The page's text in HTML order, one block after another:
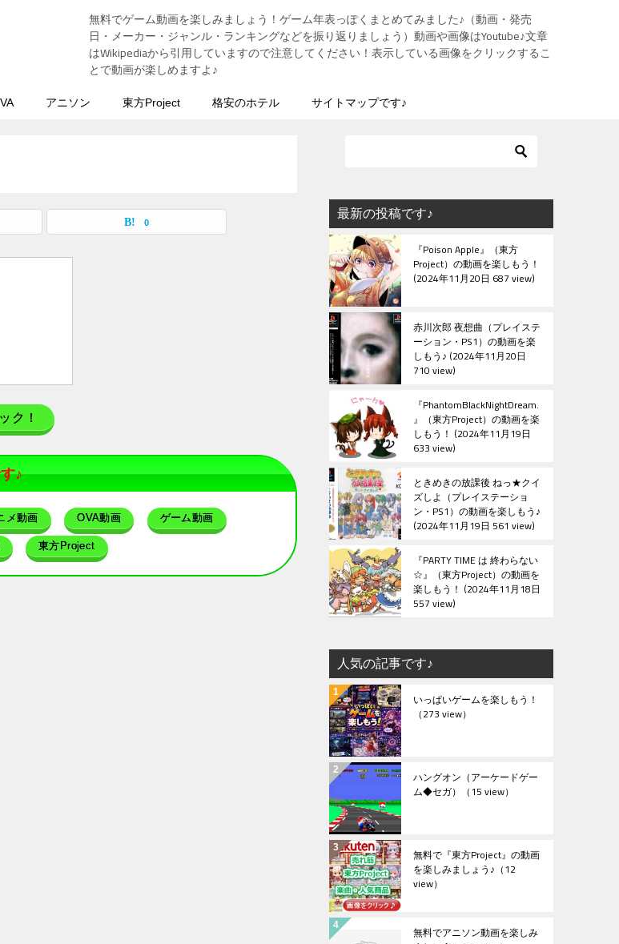
無料でゲーム動画を楽しみましょう！ゲーム年表っぽくまとめてみました♪（動画・発売
日・メーカー・ジャンル・ランキングなどを振り返りましょう）動画や画像はYoutube♪文章
はWikipediaから引用していますので注意してください！表示している画像をクリックするこ
とで動画が楽しめますよ♪
アニソン 東方Project 格安のホテル サイトマップです♪
0
ク！
♪
メ動画 OVA動画 ゲーム動画
東方Project
最新の投稿です♪
『Poison Apple』（東方
Project）の動画を楽しもう！
2024年11月20日 687 view
赤川次郎 夜想曲（プレイステ
ーション・PS1）の動画を楽
しもう♪ 2024年11月20日
710 view
『PhantomBlackNightDream.
』（東方Project）の動画を楽
しもう！ 2024年11月19日
633 view
ときめきの放課後 ねっ★クイ
ズしよ（プレイステーショ
ン・PS1）の動画を楽しもう♪
2024年11月19日 561 view
『PARTY TIME は 終わらない
☆』（東方Project）の動画を
楽しもう！ 2024年11月18日
557 view
人気の記事です♪
いっぱいゲームを楽しもう！
（273 view）
ハングオン（アーケードゲー
ム◆セガ） （15 view）
無料で『東方Project』の動画
を楽しみましょう♪ （12
view）
無料でアニソン動画を楽しみ